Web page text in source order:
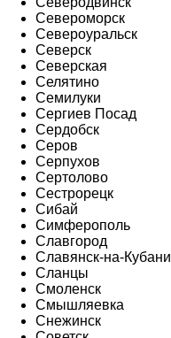
Североморск
Североуральск
Северск
Северская
Селятино
Семилуки
Сергиев Посад
Сердобск
Серов
Серпухов
Сертолово
Сестрорецк
Сибай
Симферополь
Славгород
Славянск-на-Кубани
Сланцы
Смоленск
Смышляевка
Снежинск